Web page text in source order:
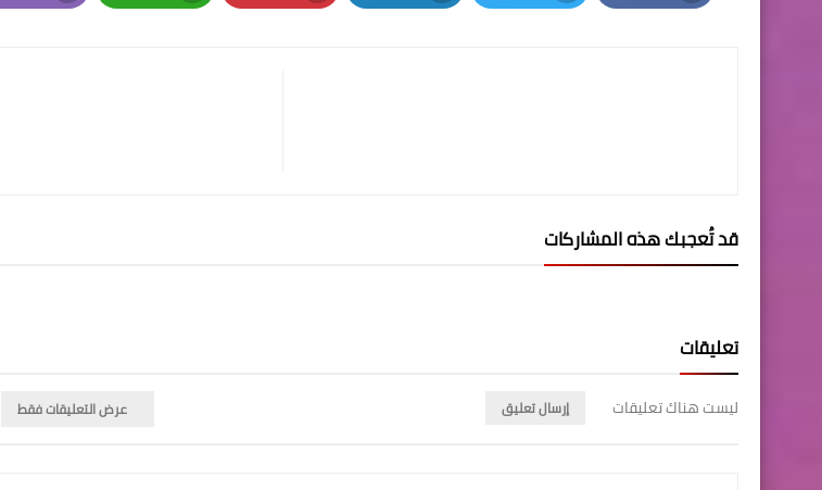
Facebook
Twitter
LinkedIn
Pinterest
Whatsapp
Email
قد تُعجبك هذه المشاركات
تعليقات
ليست هناك تعليقات إرسال تعليق عرض التعليقات فقط